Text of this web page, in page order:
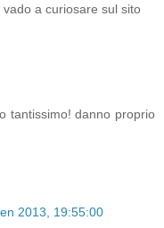
a curiosare sul sito
tantissimo! danno proprio
2013, 19:55:00